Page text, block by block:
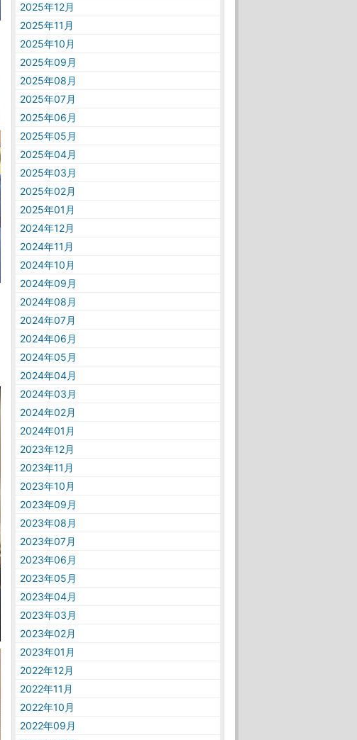
2025年12月
2025年11月
2025年10月
2025年09月
2025年08月
2025年07月
2025年06月
2025年05月
2025年04月
2025年03月
2025年02月
2025年01月
2024年12月
2024年11月
2024年10月
2024年09月
2024年08月
2024年07月
2024年06月
2024年05月
2024年04月
2024年03月
2024年02月
2024年01月
2023年12月
2023年11月
2023年10月
2023年09月
2023年08月
2023年07月
2023年06月
2023年05月
2023年04月
2023年03月
2023年02月
2023年01月
2022年12月
2022年11月
2022年10月
2022年09月